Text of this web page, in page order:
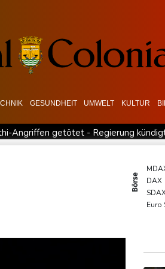
GESUNDHEIT UMWELT KULTUR
Angriffen getötet - Regierung
Bombe in Kleinbus nahe
Grad: Allzeit-Hitzerekord in der
Tour de France Femmes: Lippert
Börse
DAX
Euro